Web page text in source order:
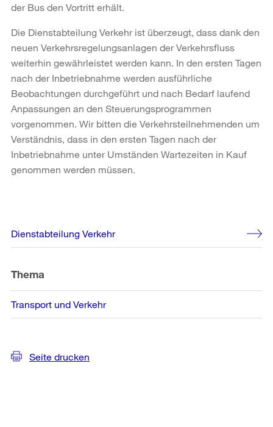
der Bus den Vortritt erhält.
Die Dienstabteilung Verkehr ist überzeugt, dass dank den
neuen Verkehrsregelungsanlagen der Verkehrsfluss
weiterhin gewährleistet werden kann. In den ersten Tagen
nach der Inbetriebnahme werden ausführliche
Beobachtungen durchgeführt und nach Bedarf laufend
Anpassungen an den Steuerungsprogrammen
vorgenommen. Wir bitten die Verkehrsteilnehmenden um
Verständnis, dass in den ersten Tagen nach der
Inbetriebnahme unter Umständen Wartezeiten in Kauf
genommen werden müssen.
Weitere
Informationen
Dienstabteilung Verkehr
Thema
Transport und Verkehr
Seite drucken